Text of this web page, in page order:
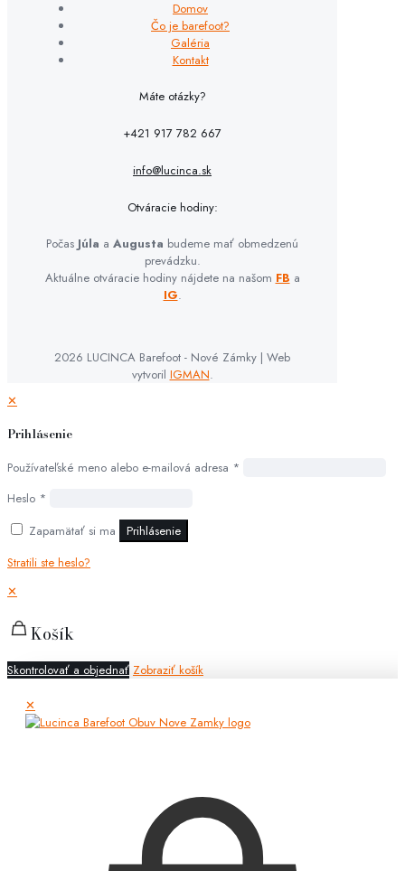
Domov
Čo je barefoot?
Galéria
Kontakt
Máte otázky?
+421 917 782 667
info@lucinca.sk
Otváracie hodiny:
Počas Júla a Augusta budeme mať obmedzenú
prevádzku.
Aktuálne otváracie hodiny nájdete na našom FB a
IG.
2026 LUCINCA Barefoot - Nové Zámky | Web
vytvoril IGMAN.
✕
Prihlásenie
Používateľské meno alebo e-mailová adresa *
Heslo *
Zapamätať si ma
Prihlásenie
Stratili ste heslo?
✕
Košík
Skontrolovať a objednať Zobraziť košík
✕